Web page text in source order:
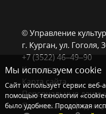
© Управление
г. Курган, ​ул. Гоголя,
+7 (3522) 46‒49‒90
Контакты
Карта сайта
Персональные
Политика
Мы используем cookie
Сайт использует сервис
помощью технологии
было удобнее. Продолжая